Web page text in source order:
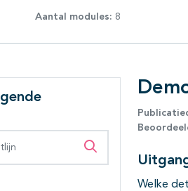
Aantal modules: 8
Zoeken binnen
Welke